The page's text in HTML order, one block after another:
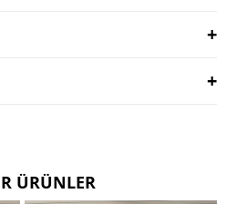
MENDİLİ KULLANINIZ
ÜRÜNLER